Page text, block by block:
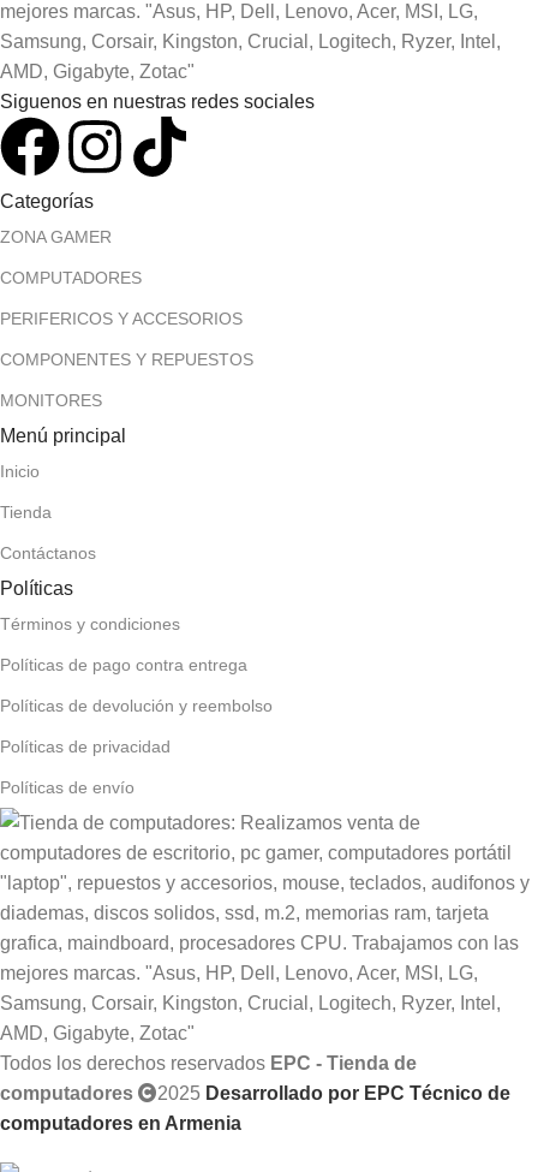
mejores marcas. "Asus, HP, Dell, Lenovo, Acer, MSI, LG,
Samsung, Corsair, Kingston, Crucial, Logitech, Ryzer, Intel,
AMD, Gigabyte, Zotac"
Siguenos en nuestras redes sociales
Categorías
ZONA GAMER
COMPUTADORES
PERIFERICOS Y ACCESORIOS
COMPONENTES Y REPUESTOS
MONITORES
Menú principal
Inicio
Tienda
Contáctanos
Políticas
Términos y condiciones
Políticas de pago contra entrega
Políticas de devolución y reembolso
Políticas de privacidad
Políticas de envío
Todos los derechos reservados EPC - Tienda de
computadores
2025 Desarrollado por EPC Técnico de
computadores en Armenia